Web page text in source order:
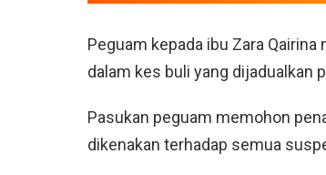
Peguam kepada ibu Zara
dalam kes buli yang dijadualkan
Pasukan peguam memohon
dikenakan terhadap semua